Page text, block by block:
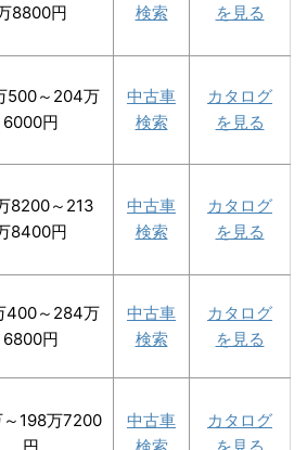
8800円
検索
を見る
500～204万
6000円
中古車
検索
カタログ
を見る
8200～213
8400円
中古車
検索
カタログ
を見る
400～284万
6800円
中古車
検索
カタログ
を見る
～198万7200
中古車
カタログ